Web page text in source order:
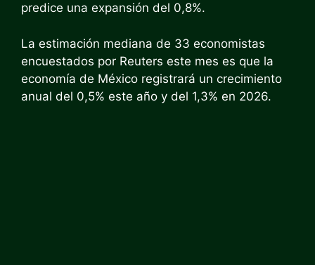
predice una expansión del 0,8%.
La estimación mediana de 33 economistas
encuestados por Reuters este mes es que la
economía de México registrará un crecimiento
anual del 0,5% este año y del 1,3% en 2026.